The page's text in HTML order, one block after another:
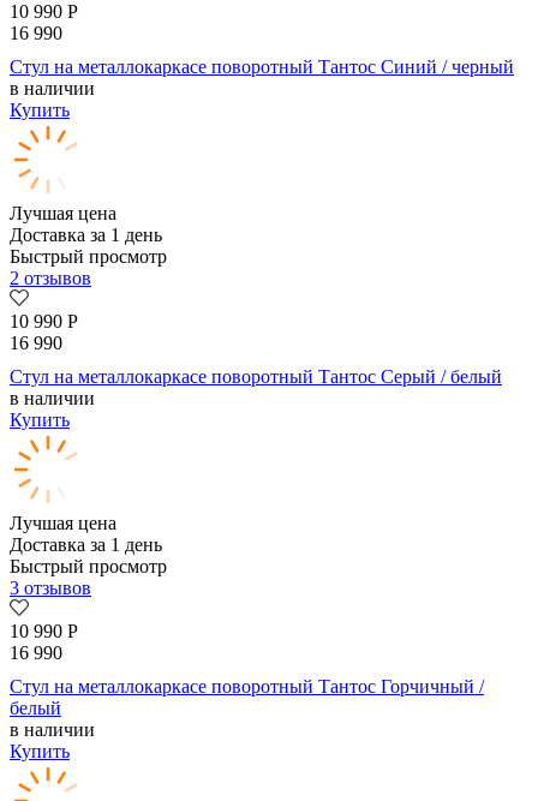
10 990 Р
16 990
Стул на металлокаркасе поворотный Тантос Синий / черный
в наличии
Купить
Лучшая цена
Доставка за 1 день
Быстрый просмотр
2 отзывов
10 990 Р
16 990
Стул на металлокаркасе поворотный Тантос Серый / белый
в наличии
Купить
Лучшая цена
Доставка за 1 день
Быстрый просмотр
3 отзывов
10 990 Р
16 990
Стул на металлокаркасе поворотный Тантос Горчичный /
белый
в наличии
Купить